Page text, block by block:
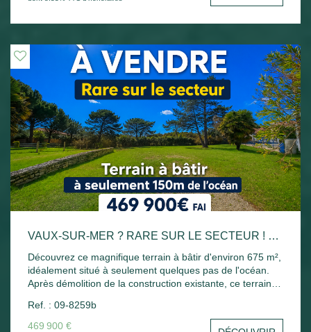
constructeur, vous permettant de concevoir une maison
qui vous ressemble, selon vos envies et vos besoins. Un
commodités, pour une vie entre ville et bord de mer.
VAUX-SUR-MER ? RARE SUR LE SECTEUR ! 150M OCÉAN
Découvrez ce magnifique terrain à bâtir d'environ 675 m²,
idéalement situé à seulement quelques pas de l'océan.
Après démolition de la construction existante, ce terrain
de résidence principale, secondaire ou d'investissement.
Une opportunité exceptionnelle dans un environnement
Ref. : 09-8259b
469 900 €